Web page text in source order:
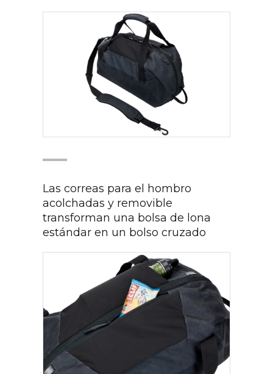
Las correas para el hombro
acolchadas y removible
transforman una bolsa de lona
estándar en un bolso cruzado